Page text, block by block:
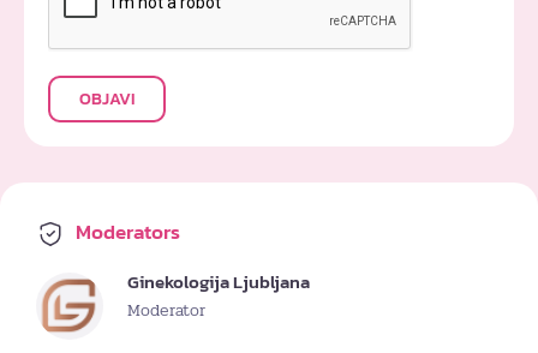
OBJAVI
Moderators
Ginekologija Ljubljana
Moderator